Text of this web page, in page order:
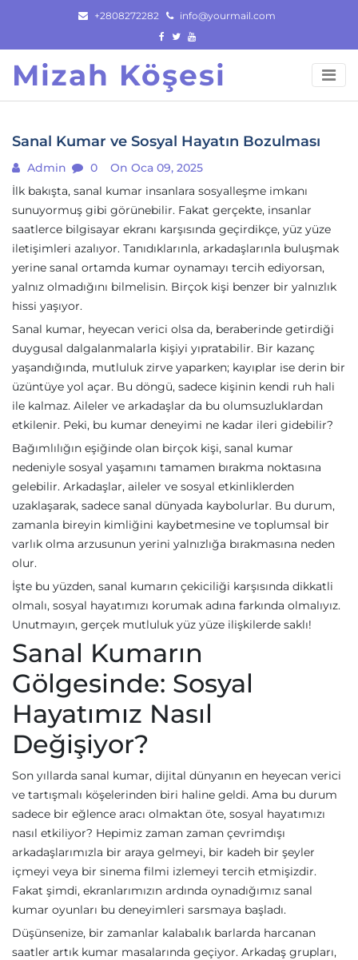
content
+2808272282 info@yourmail.com
Mizah Köşesi
Sanal Kumar ve Sosyal Hayatın Bozulması
Admin 0
On Oca 09, 2025
İlk bakışta, sanal kumar insanlara sosyalleşme imkanı
sunuyormuş gibi görünebilir. Fakat gerçekte, insanlar
saatlerce bilgisayar ekranı karşısında geçirdikçe, yüz yüze
iletişimleri azalıyor. Tanıdıklarınla, arkadaşlarınla buluşmak
yerine sanal ortamda kumar oynamayı tercih ediyorsan,
yalnız olmadığını bilmelisin. Birçok kişi benzer bir yalnızlık
hissi yaşıyor.
Sanal kumar, heyecan verici olsa da, beraberinde getirdiği
duygusal dalgalanmalarla kişiyi yıpratabilir. Bir kazanç
yaşandığında, mutluluk zirve yaparken; kayıplar ise derin bir
üzüntüye yol açar. Bu döngü, sadece kişinin kendi ruh hali
ile kalmaz. Aileler ve arkadaşlar da bu olumsuzluklardan
etkilenir. Peki, bu kumar deneyimi ne kadar ileri gidebilir?
Bağımlılığın eşiğinde olan birçok kişi, sanal kumar
nedeniyle sosyal yaşamını tamamen bırakma noktasına
gelebilir. Arkadaşlar, aileler ve sosyal etkinliklerden
uzaklaşarak, sadece sanal dünyada kaybolurlar. Bu durum,
zamanla bireyin kimliğini kaybetmesine ve toplumsal bir
varlık olma arzusunun yerini yalnızlığa bırakmasına neden
olur.
İşte bu yüzden, sanal kumarın çekiciliği karşısında dikkatli
olmalı, sosyal hayatımızı korumak adına farkında olmalıyız.
Unutmayın, gerçek mutluluk yüz yüze ilişkilerde saklı!
Sanal Kumarın
Gölgesinde: Sosyal
Hayatımız Nasıl
Değişiyor?
Son yıllarda sanal kumar, dijital dünyanın en heyecan verici
ve tartışmalı köşelerinden biri haline geldi. Ama bu durum
sadece bir eğlence aracı olmaktan öte, sosyal hayatımızı
nasıl etkiliyor? Hepimiz zaman zaman çevrimdışı
arkadaşlarımızla bir araya gelmeyi, bir kadeh bir şeyler
içmeyi veya bir sinema filmi izlemeyi tercih etmişizdir.
Fakat şimdi, ekranlarımızın ardında oynadığımız sanal
kumar oyunları bu deneyimleri sarsmaya başladı.
Düşünsenize, bir zamanlar kalabalık barlarda harcanan
saatler artık kumar masalarında geçiyor. Arkadaş grupları,